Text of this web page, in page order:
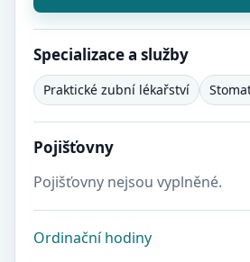
Specializace a služby
Praktické zubní lékařství
Pojišťovny
Pojišťovny nejsou vyplněné.
Ordinační hodiny